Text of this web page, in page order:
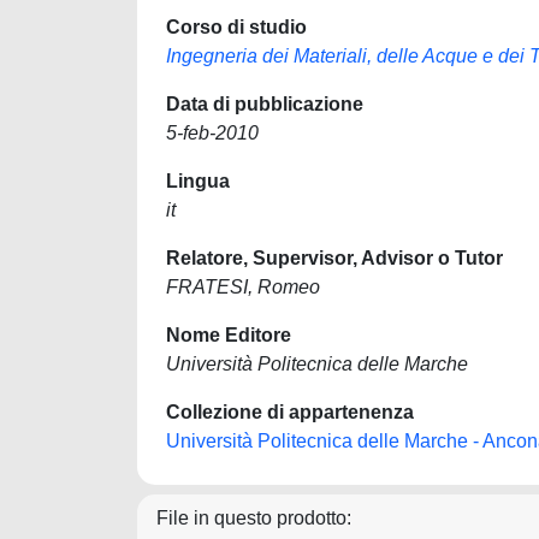
Corso di studio
Ingegneria dei Materiali, delle Acque e dei
Data di pubblicazione
5-feb-2010
Lingua
it
Relatore, Supervisor, Advisor o Tutor
FRATESI, Romeo
Nome Editore
Università Politecnica delle Marche
Collezione di appartenenza
Università Politecnica delle Marche -
File in questo prodotto: